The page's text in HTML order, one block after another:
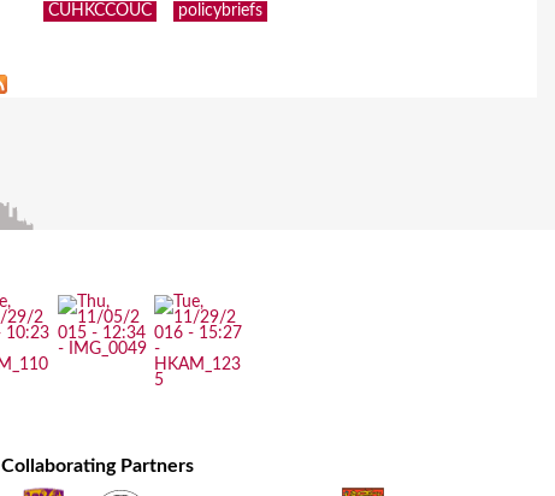
CUHKCCOUC
policybriefs
Collaborating Partners